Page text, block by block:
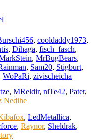
, cooldaddy1973,
, Dihaga, fisch_fasch,
, MrBugBears,
, Sam20, Stigburt,
, WoPaRi, zivischeicha
, MReldir, niTe42, Pater,
Nedihe
, LedMetallica,
, Raynor, Sheldrak,